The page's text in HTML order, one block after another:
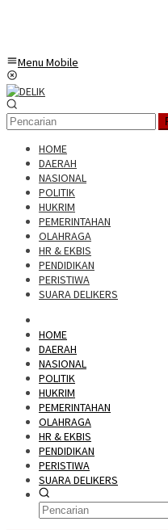
Menu Mobile
HOME
DAERAH
NASIONAL
POLITIK
HUKRIM
PEMERINTAHAN
OLAHRAGA
HR & EKBIS
PENDIDIKAN
PERISTIWA
SUARA DELIKERS
HOME
DAERAH
NASIONAL
POLITIK
HUKRIM
PEMERINTAHAN
OLAHRAGA
HR & EKBIS
PENDIDIKAN
PERISTIWA
SUARA DELIKERS